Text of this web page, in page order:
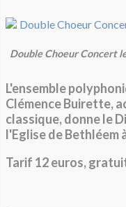
Double Choeur Concert
L'ensemble
Clémence Buirette,
classique, donne le
l'Eglise de Bethléem
Tarif 12 euros,